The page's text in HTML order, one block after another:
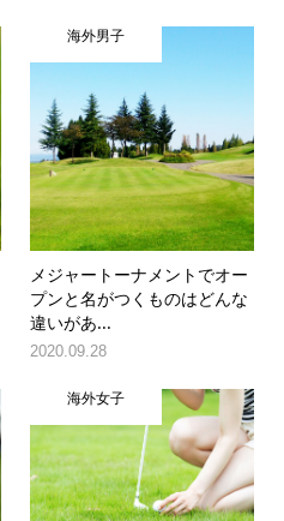
海外男子
メジャートーナメントでオー
プンと名がつくものはどんな
違いがあ...
2020.09.28
海外女子